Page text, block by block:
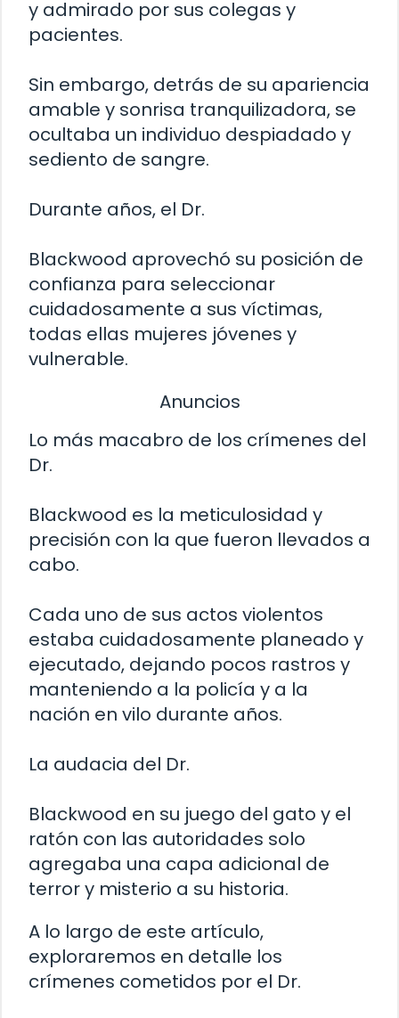
y admirado por sus colegas y
pacientes.
Sin embargo, detrás de su apariencia
amable y sonrisa tranquilizadora, se
ocultaba un individuo despiadado y
sediento de sangre.
Durante años, el Dr.
Blackwood aprovechó su posición de
confianza para seleccionar
cuidadosamente a sus víctimas,
todas ellas mujeres jóvenes y
vulnerable.
Anuncios
Lo más macabro de los crímenes del
Dr.
Blackwood es la meticulosidad y
precisión con la que fueron llevados a
cabo.
Cada uno de sus actos violentos
estaba cuidadosamente planeado y
ejecutado, dejando pocos rastros y
manteniendo a la policía y a la
nación en vilo durante años.
La audacia del Dr.
Blackwood en su juego del gato y el
ratón con las autoridades solo
agregaba una capa adicional de
terror y misterio a su historia.
A lo largo de este artículo,
exploraremos en detalle los
crímenes cometidos por el Dr.